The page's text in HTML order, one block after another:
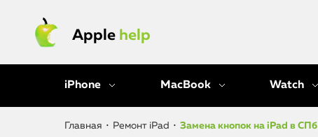
Apple help
iPhone MacBook Watch
Главная • Ремонт iPad • Замена кнопок на iPad в СПб